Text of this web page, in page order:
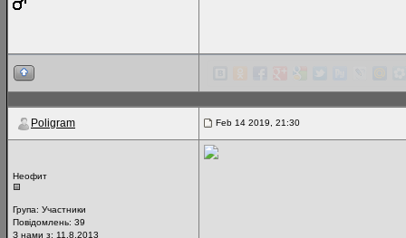
Poligram Feb 14 2019, 21:30
Неофит
Група: Участники
Повідомлень: 39
З нами з: 11.8.2013